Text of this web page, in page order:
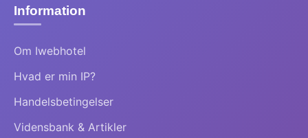
Information
Om Iwebhotel
Hvad er min IP?
Handelsbetingelser
Vidensbank & Artikler